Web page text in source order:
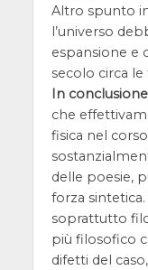
Altro spunto
l’universo
espansione e
secolo circa le
In conclusione
che
fisica nel
delle poesie,
forza
soprattutto
più filosofico
difetti del